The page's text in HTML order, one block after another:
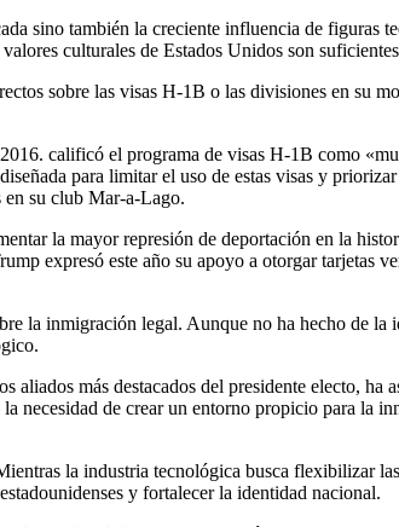
sino también la creciente influencia de figuras
culturales de Estados Unidos son
sobre las visas H-1B o las divisiones en su
calificó el programa de visas H-1B como
para limitar el uso de estas visas y
en su club Mar-a-Lago.
la mayor represión de deportación en la
expresó este año su apoyo a otorgar tarjetas
la inmigración legal. Aunque no ha hecho de la
más destacados del presidente electo, ha
necesidad de crear un entorno propicio para la
la industria tecnológica busca flexibilizar
y fortalecer la identidad nacional.